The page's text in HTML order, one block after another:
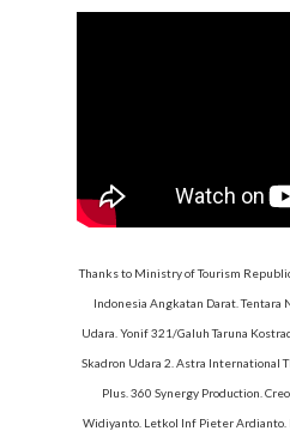
Thanks to Ministry of Tourism
Indonesia Angkatan Darat. Tentara
Udara. Yonif 321/Galuh Taruna
Skadron Udara 2. Astra International
Plus. 360 Synergy Production.
Widiyanto. Letkol Inf Pieter